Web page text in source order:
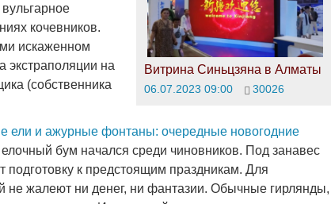
Витрина Синьцзяна в Алматы
06.07.2023 09:00 30026
кочевников.
искаженном
экстраполяции на
(собственника
ели и ажурные фонтаны: очередные новогодние
бум начался среди чиновников. Под занавес
подготовку к предстоящим праздникам. Для
не жалеют ни денег, ни фантазии. Обычные гирлянды,